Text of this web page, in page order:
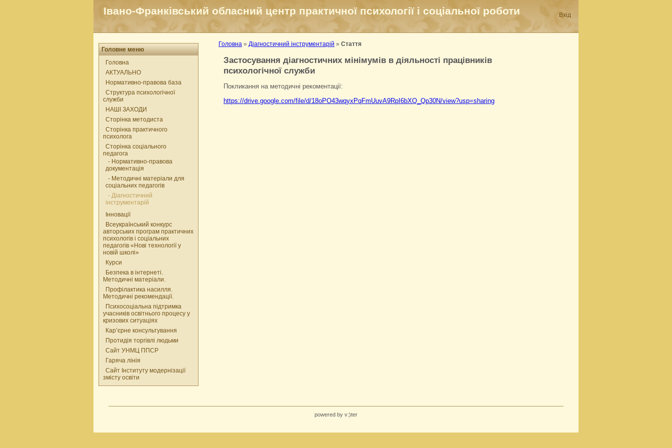
Івано-Франківський обласний центр практичної психології і соціальної роботи Вхід
Головне меню
Головна
АКТУАЛЬНО
Нормативно-правова база
Структура психологічної
служби
НАШІ ЗАХОДИ
Сторінка методиста
Сторінка практичного
психолога
Сторінка соціального
педагога
- Нормативно-правова
документація
- Методичні матеріали для
соціальних педагогів
- Діагностичний
інструментарій
Інновації
Всеукраїнський конкурс
авторських програм практичних
психологів і соціальних
педагогів «Нові технології у
новій школі»
Курси
Безпека в інтернеті.
Методичні матеріали.
Профілактика насилля.
Методичні рекомендації.
Психосоціальна підтримка
учасників освітнього процесу у
кризових ситуаціях
Кар’єрне консультування
Протидія торгівлі людьми
Сайт УНМЦ ППСР
Гаряча лінія
Сайт Інституту модернізації
змісту освіти
Головна » Діагностичний інструментарій » Стаття
Застосування діагностичних мінімумів в діяльності працівників
психологічної служби
Покликання на методичні рекоментації:
https://drive.google.com/file/d/18oPO43wqyxPqFmUuvA9RpI6bXQ_Qp30N/view?usp=sharing
powered by v:)ter